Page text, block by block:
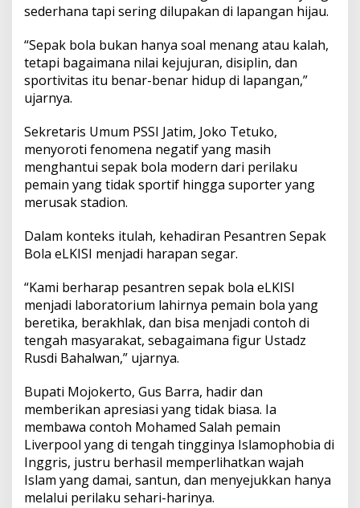
sederhana tapi sering dilupakan di lapangan hijau.
“Sepak bola bukan hanya soal menang atau kalah,
tetapi bagaimana nilai kejujuran, disiplin, dan
sportivitas itu benar-benar hidup di lapangan,”
ujarnya.
Sekretaris Umum PSSI Jatim, Joko Tetuko,
menyoroti fenomena negatif yang masih
menghantui sepak bola modern dari perilaku
pemain yang tidak sportif hingga suporter yang
merusak stadion.
Dalam konteks itulah, kehadiran Pesantren Sepak
Bola eLKISI menjadi harapan segar.
“Kami berharap pesantren sepak bola eLKISI
menjadi laboratorium lahirnya pemain bola yang
beretika, berakhlak, dan bisa menjadi contoh di
tengah masyarakat, sebagaimana figur Ustadz
Rusdi Bahalwan,” ujarnya.
Bupati Mojokerto, Gus Barra, hadir dan
memberikan apresiasi yang tidak biasa. Ia
membawa contoh Mohamed Salah pemain
Liverpool yang di tengah tingginya Islamophobia di
Inggris, justru berhasil memperlihatkan wajah
Islam yang damai, santun, dan menyejukkan hanya
melalui perilaku sehari-harinya.